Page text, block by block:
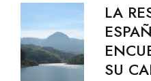
LA
SU